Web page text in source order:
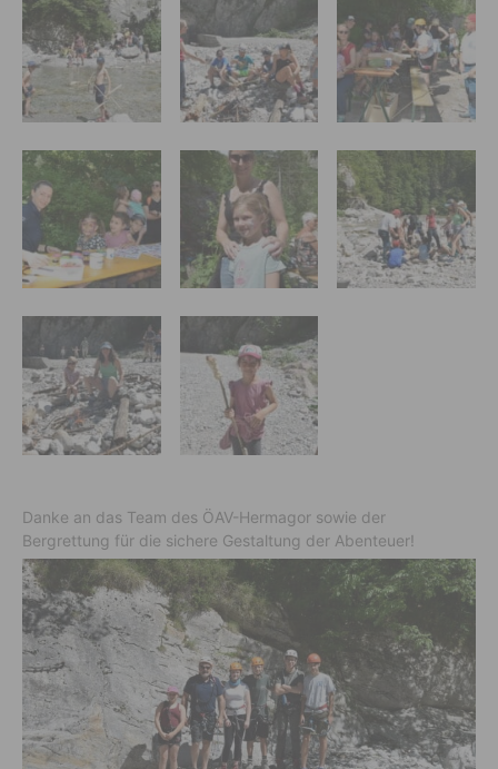
Danke an das Team des ÖAV-Hermagor sowie der
Bergrettung für die sichere Gestaltung der Abenteuer!